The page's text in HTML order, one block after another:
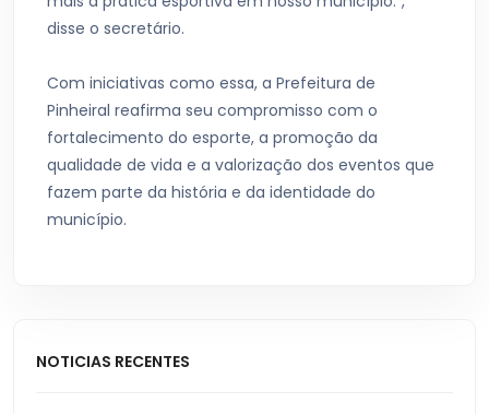
disse o secretário.
Com iniciativas como essa, a Prefeitura de
Pinheiral reafirma seu compromisso com o
fortalecimento do esporte, a promoção da
qualidade de vida e a valorização dos eventos que
fazem parte da história e da identidade do
município.
NOTICIAS RECENTES